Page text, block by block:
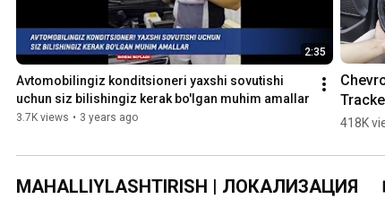
2:35
Avtomobilingiz konditsioneri yaxshi sovutishi
uchun siz bilishingiz kerak bo'lgan muhim amallar
3.7K views • 3 years ago
uchun
418K
MAHALLIYLASHTIRISH | ЛОКАЛИЗАЦИЯ